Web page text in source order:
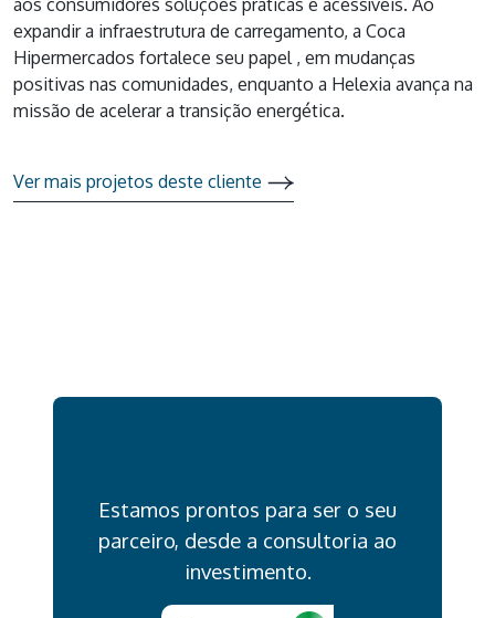
expandir a infraestrutura de carregamento, a Coca
Hipermercados fortalece seu papel , em mudanças
positivas nas comunidades, enquanto a Helexia avança na
missão de acelerar a transição energética.
Ver mais projetos deste cliente
Estamos prontos para ser o seu
parceiro, desde a consultoria ao
investimento.